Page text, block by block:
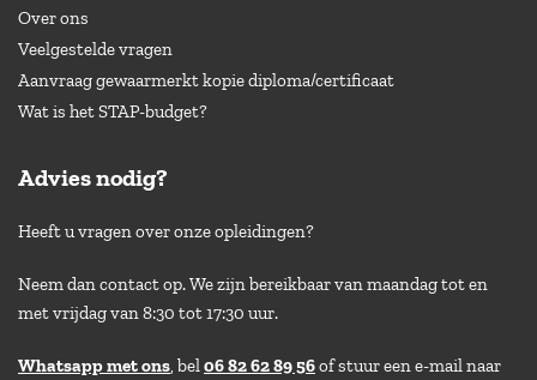
Over ons
Veelgestelde vragen
Aanvraag gewaarmerkt kopie diploma/certificaat
Wat is het STAP-budget?
Advies nodig?
Heeft u vragen over onze opleidingen?
Neem dan contact op. We zijn bereikbaar van maandag tot en
met vrijdag van 8:30 tot 17:30 uur.
Whatsapp met ons, bel06 82 62 89 56of stuur een e-mail naar